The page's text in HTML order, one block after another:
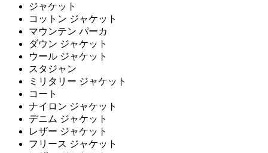
ジャケット
コットン ジャケット
マウンテン パーカ
ダウン ジャケット
ウール ジャケット
スタジャン
ミリタリー ジャケット
コート
ナイロン ジャケット
デニム ジャケット
レザー ジャケット
フリース ジャケット